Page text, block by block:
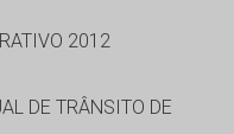
2012
DE TRÂNSITO DE